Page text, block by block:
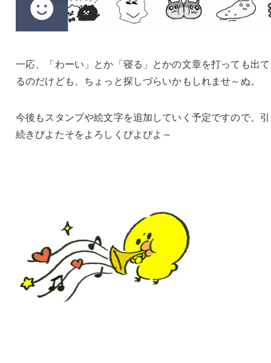
一応、「わーい」とか「寝る」とかの文章を打っても出
るのだけども、ちょっと探しづらいかもしれませ～ぬ。
今後もスタンプや絵文字を追加していく予定ですので、
続きぴよたそをよろしくぴよぴよ～